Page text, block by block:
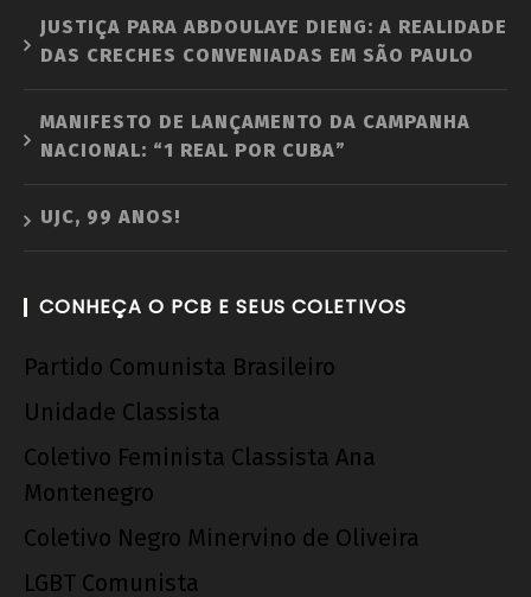
JUSTIÇA PARA ABDOULAYE DIENG: A REALIDADE
DAS CRECHES CONVENIADAS EM SÃO PAULO
MANIFESTO DE LANÇAMENTO DA CAMPANHA
NACIONAL: “1 REAL POR CUBA”
UJC, 99 ANOS!
CONHEÇA O PCB E SEUS COLETIVOS
Partido Comunista Brasileiro
Unidade Classista
Coletivo Feminista Classista Ana
Montenegro
Coletivo Negro Minervino de Oliveira
LGBT Comunista